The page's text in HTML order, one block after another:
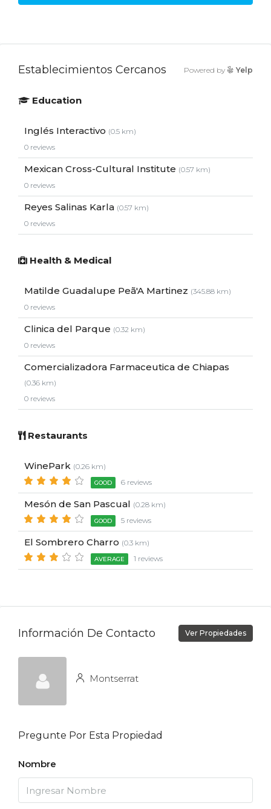
Establecimientos Cercanos Powered by Yelp
Education
Inglés Interactivo (0.5 km)
0 reviews
Mexican Cross-Cultural Institute (0.57 km)
0 reviews
Reyes Salinas Karla (0.57 km)
0 reviews
Health & Medical
Matilde Guadalupe Peã'A Martinez (345.88 km)
0 reviews
Clinica del Parque (0.32 km)
0 reviews
Comercializadora Farmaceutica de Chiapas
(0.36 km)
0 reviews
Restaurants
WinePark (0.26 km)
GOOD 6 reviews
Mesón de San Pascual (0.28 km)
GOOD 5 reviews
El Sombrero Charro (0.3 km)
AVERAGE 1 reviews
Información De Contacto Ver Propiedades
Montserrat
Pregunte Por Esta Propiedad
Nombre